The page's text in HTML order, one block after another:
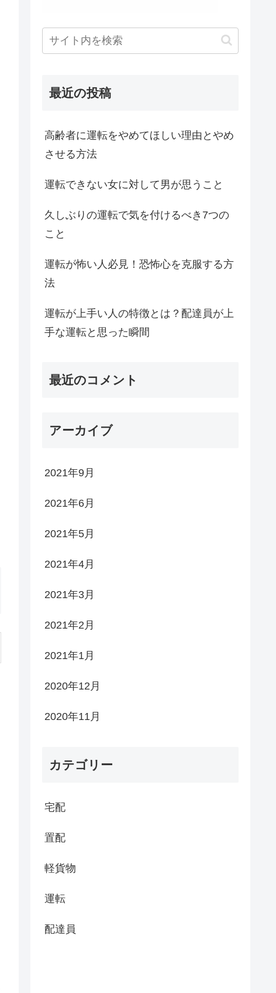
最近の投稿
高齢者に運転をやめてほしい理由とやめ
させる方法
運転できない女に対して男が思うこと
久しぶりの運転で気を付けるべき7つの
こと
運転が怖い人必見！恐怖心を克服する方
法
運転が上手い人の特徴とは？配達員が上
手な運転と思った瞬間
最近のコメント
アーカイブ
2021年9月
2021年6月
2021年5月
2021年4月
2021年3月
2021年2月
2021年1月
2020年12月
2020年11月
カテゴリー
宅配
置配
軽貨物
運転
配達員